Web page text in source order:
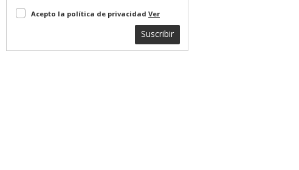
Acepto la política de privacidad Ver
Suscribir